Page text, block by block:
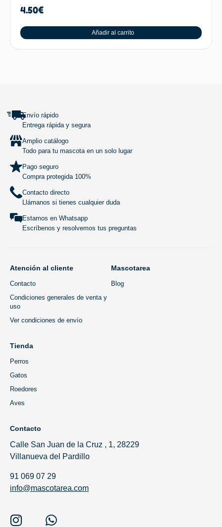
4.50€
Añadir al carrito
Envío rápido
Entrega rápida y segura
Amplio catálogo
Todo para tu mascota en un solo lugar
Pago seguro
Compra protegida 100%
Contacto directo
Llámanos si tienes cualquier duda
Estamos en Whatsapp
Escríbenos y resolvemos tus preguntas
Atención al cliente
Contacto
Condiciones generales de venta y
uso
Ver condiciones de envío
Mascotarea
Blog
Tienda
Perros
Gatos
Roedores
Aves
Contacto
Calle San Juan de la Cruz , 1, 28229
Villanueva del Pardillo
91 069 07 29
info@mascotarea.com